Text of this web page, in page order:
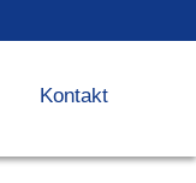
Kontakt